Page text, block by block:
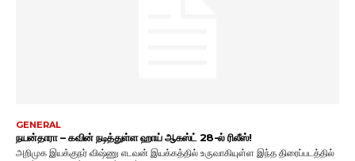
GENERAL
நயன்தாரா – கவின் நடித்துள்ள ஹாய் ஆகஸ்ட் 28-ல் ரிலீஸ்!
அறிமுக இயக்குநர் விஷ்ணு எடவன் இயக்கத்தில் உருவாகியுள்ள இந்த திரைப்படத்தில்